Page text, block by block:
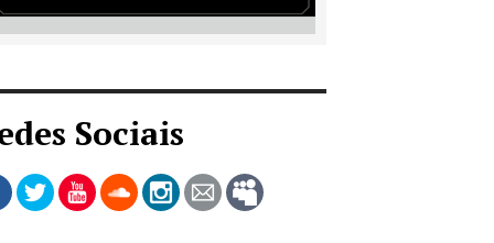
Sociais